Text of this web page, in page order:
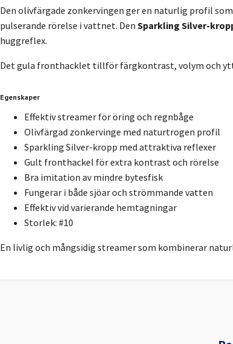
Den olivfärgade zonkervingen ger en naturlig profil
pulserande rörelse i vattnet. Den Sparkling Silver-
huggreflex.
Det gula fronthacklet tillför färgkontrast, volym och
Egenskaper
Effektiv streamer för öring och regnbåge
Olivfärgad zonkervinge med naturtrogen profil
Sparkling Silver-kropp med attraktiva reflexer
Gult fronthackel för extra kontrast och rörelse
Bra imitation av mindre bytesfisk
Fungerar i både sjöar och strömmande vatten
Effektiv vid varierande hemtagningar
Storlek: #10
En livlig och mångsidig streamer som kombinerar